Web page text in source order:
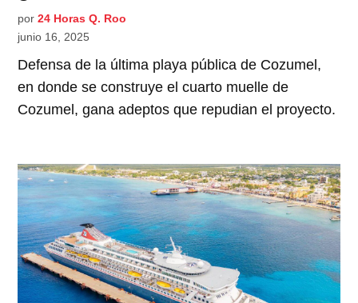
por 24 Horas Q. Roo
junio 16, 2025
Defensa de la última playa pública de Cozumel,
en donde se construye el cuarto muelle de
Cozumel, gana adeptos que repudian el proyecto.